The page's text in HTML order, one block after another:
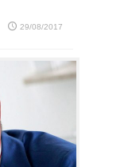
29/08/2017